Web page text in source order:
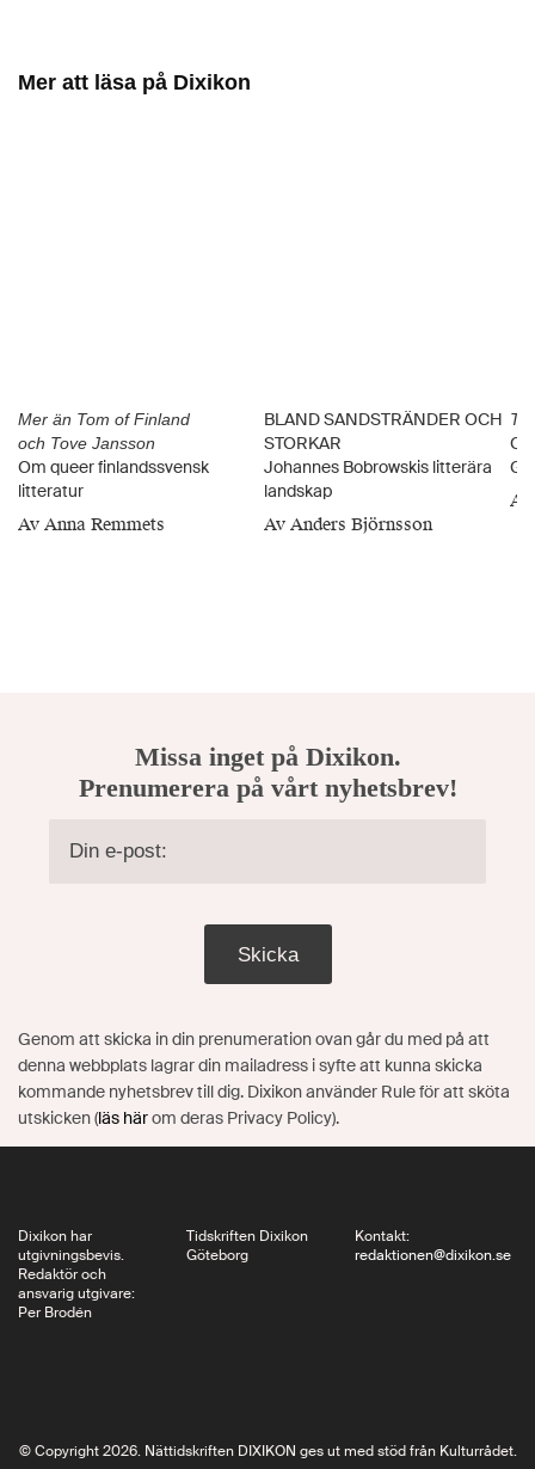
Mer att läsa på Dixikon
Mer än Tom of Finland
och Tove Jansson
Om queer finlandssvensk
litteratur
Av Anna Remmets
BLAND SANDSTRÄNDER OCH
STORKAR
Johannes Bobrowskis litterära
landskap
Av Anders Björnsson
G.
Av
Missa inget på Dixikon.
Prenumerera på vårt nyhetsbrev!
Skicka
Genom att skicka in din prenumeration ovan går du med på att
denna webbplats lagrar din mailadress i syfte att kunna skicka
kommande nyhetsbrev till dig. Dixikon använder Rule för att sköta
utskicken (läs härom deras Privacy Policy).
Dixikon har
utgivningsbevis.
Redaktör och
ansvarig utgivare:
Per Brodén
Tidskriften Dixikon
Göteborg
Kontakt:
redaktionen@dixikon.se
© Copyright 2026. Nättidskriften DIXIKON ges ut med stöd från Kulturrådet.